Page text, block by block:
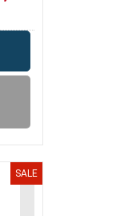
SALE